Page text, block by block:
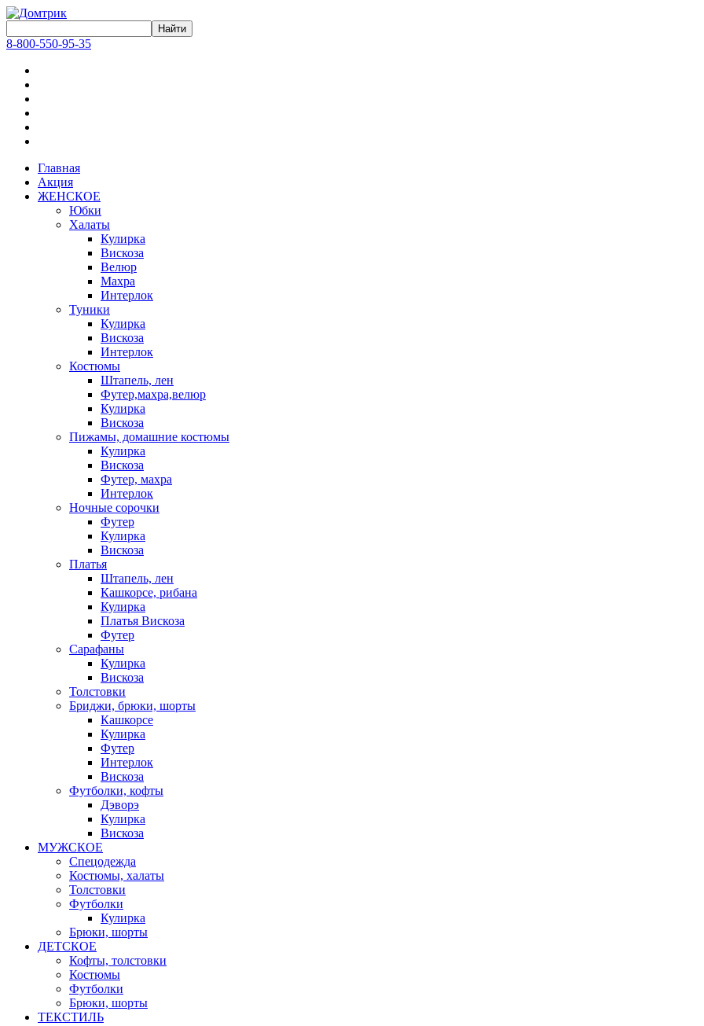
8-800-550-95-35
Главная
Акция
ЖЕНСКОЕ
Юбки
Халаты
Кулирка
Вискоза
Велюр
Махра
Интерлок
Туники
Кулирка
Вискоза
Интерлок
Костюмы
Штапель, лен
Футер,махра,велюр
Кулирка
Вискоза
Пижамы, домашние костюмы
Кулирка
Вискоза
Футер, махра
Интерлок
Ночные сорочки
Футер
Кулирка
Вискоза
Платья
Штапель, лен
Кашкорсе, рибана
Кулирка
Платья Вискоза
Футер
Сарафаны
Кулирка
Вискоза
Толстовки
Бриджи, брюки, шорты
Кашкорсе
Кулирка
Футер
Интерлок
Вискоза
Футболки, кофты
Дэворэ
Кулирка
Вискоза
МУЖСКОЕ
Спецодежда
Костюмы, халаты
Толстовки
Футболки
Кулирка
Брюки, шорты
ДЕТСКОЕ
Кофты, толстовки
Костюмы
Футболки
Брюки, шорты
ТЕКСТИЛЬ